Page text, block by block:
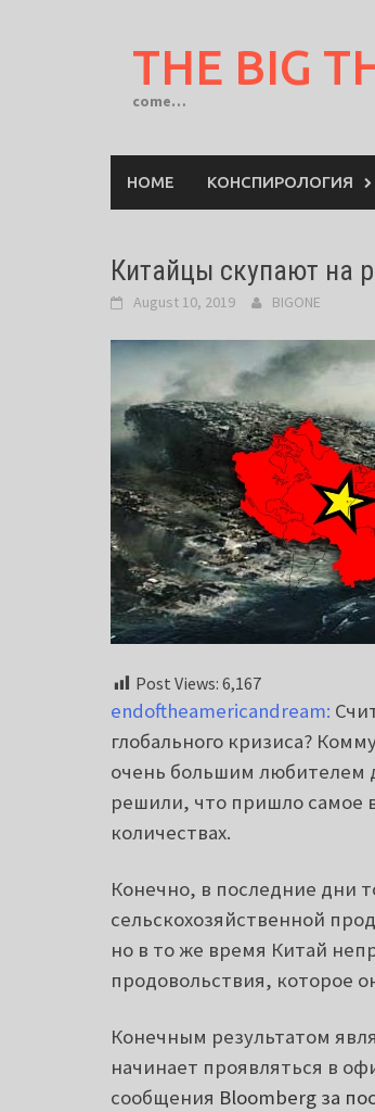
THE BIG
come…
HOME КОНСПИРОЛОГИЯ
Китайцы скупают на
August 10, 2019 BIGONE
Post Views: 6,167
endoftheamericandream:
глобального кризиса?
очень большим любителем
решили, что пришло самое
количествах.
Конечно, в последние дни
сельскохозяйственной
но в то же время Китай
продовольствия, которое
Конечным результатом
начинает проявляться в
сообщения Bloomberg за